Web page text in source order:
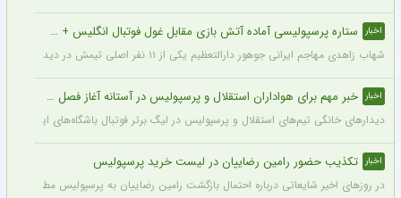
اخبار ستاره پرسپولیسی آماده آتش بازی مقابل غول فوتبال انگلیس + جزئیات
شهاب زاهدی مهاجم ایرانی جوهور دارالتعظیم یکی از ۱۱ نفر اصلی تیمش در دیدار تدارکاتی برابر چلسی است.
اخبار خبر مهم برای هواداران استقلال و پرسپولیس در آستانه آغاز فصل جدید
دیدارهای خانگی تیم‌های استقلال و پرسپولیس در لیگ برتر فوتبال باشگاه‌های ایران در
اخبار تکذیب حضور رامین رضاییان در لیست خرید پرسپولیس
در روزهای اخیر شایعاتی درباره احتمال بازگشت رامین رضاییان به پرسپولیس مطرح